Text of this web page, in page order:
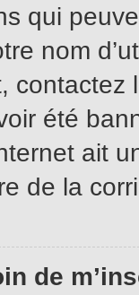
qui
nom
été
ait
de la
de